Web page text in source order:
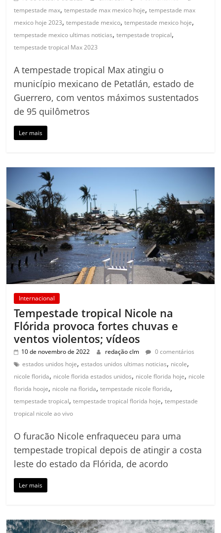
tempestade max,tempestade max mexico hoje,tempestade max
mexico hoje 2023,tempestade mexico,tempestade mexico hoje,
tempestade mexico ultimas noticias,tempestade tropical,
tempestade tropical Max 2023
A tempestade tropical Max atingiu o
município mexicano de Petatlán, estado de
Guerrero, com ventos máximos sustentados
de 95 quilômetros
Ler mais
Internacional
Tempestade tropical Nicole na
Flórida provoca fortes chuvas e
ventos violentos; vídeos
10 de novembro de 2022 redação clm
0 comentários
estados unidos hoje,estados unidos ultimas noticias, nicole,
nicole florida, nicole florida estados unidos, nicole florida hoje, nicole
florida hooje, nicole na florida,tempestade nicole florida,
tempestade tropical,tempestade tropical florida hoje,tempestade
tropical nicole ao vivo
O furacão Nicole enfraqueceu para uma
tempestade tropical depois de atingir a costa
leste do estado da Flórida, de acordo
Ler mais